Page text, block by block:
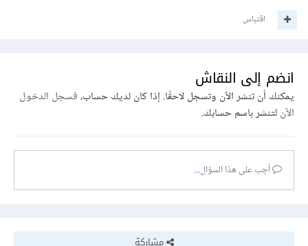
اقتباس
انضم إلى النقاش
يمكنك أن تنشر الآن وتسجل لاحقًا. إذا كان لديك حساب،فسجل الدخول
الآنلتنشر باسم حسابك.
أجب على هذا السؤال...
مشاركة